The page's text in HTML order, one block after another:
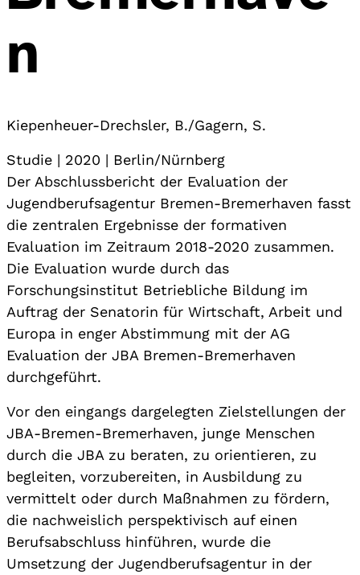
n
Kiepenheuer-Drechsler, B./Gagern, S.
Studie | 2020 | Berlin/Nürnberg
Der Abschlussbericht der Evaluation der
Jugendberufsagentur Bremen-Bremerhaven fasst
die zentralen Ergebnisse der formativen
Evaluation im Zeitraum 2018-2020 zusammen.
Die Evaluation wurde durch das
Forschungsinstitut Betriebliche Bildung im
Auftrag der Senatorin für Wirtschaft, Arbeit und
Europa in enger Abstimmung mit der AG
Evaluation der JBA Bremen-Bremerhaven
durchgeführt.
Vor den eingangs dargelegten Zielstellungen der
JBA-Bremen-Bremerhaven, junge Menschen
durch die JBA zu beraten, zu orientieren, zu
begleiten, vorzubereiten, in Ausbildung zu
vermittelt oder durch Maßnahmen zu fördern,
die nachweislich perspektivisch auf einen
Berufsabschluss hinführen, wurde die
Umsetzung der Jugendberufsagentur in der